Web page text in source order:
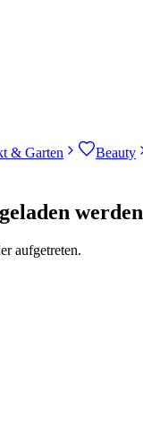
& Garten Beauty
werden
aufgetreten.